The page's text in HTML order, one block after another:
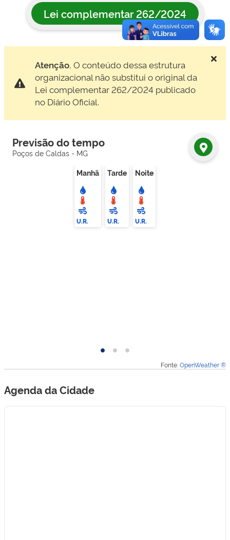
Lei complementar 262/2024
Atenção. O conteúdo dessa estrutura
organizacional não substitui o original da
Lei complementar 262/2024 publicado
no Diário Oficial.
Previsão do tempo
Poços de Caldas - MG
Manhã
U.R.
Tarde
U.R.
Noite
U.R.
HojeAmanhã
Depois
de
Fonte:OpenWeather ®
Agenda da Cidade